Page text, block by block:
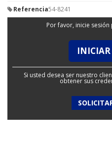
Referencia54-8241
Por favor, inicie
INICIAR
Si usted desea ser nuestro
obtener sus